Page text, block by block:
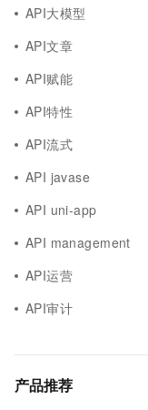
API大模型
API文章
API赋能
API特性
API流式
API javase
API uni-app
API management
API运营
API审计
产品推荐